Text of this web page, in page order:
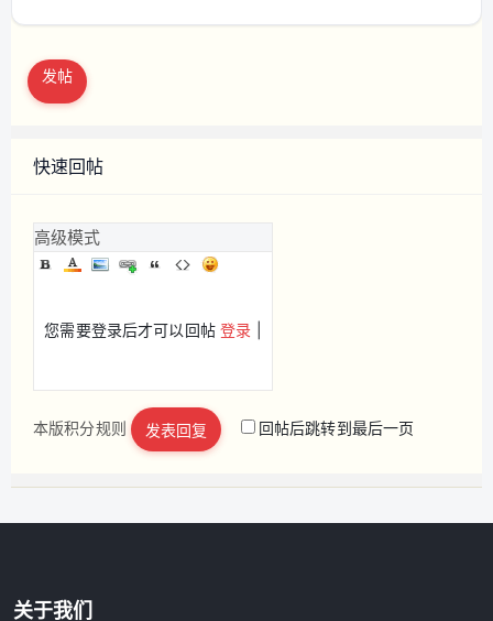
发帖
快速回帖
高级模式
您需要登录后才可以回帖登录
立即注册
本版积分规则 发表回复 回帖后跳转到最后一页
关于我们